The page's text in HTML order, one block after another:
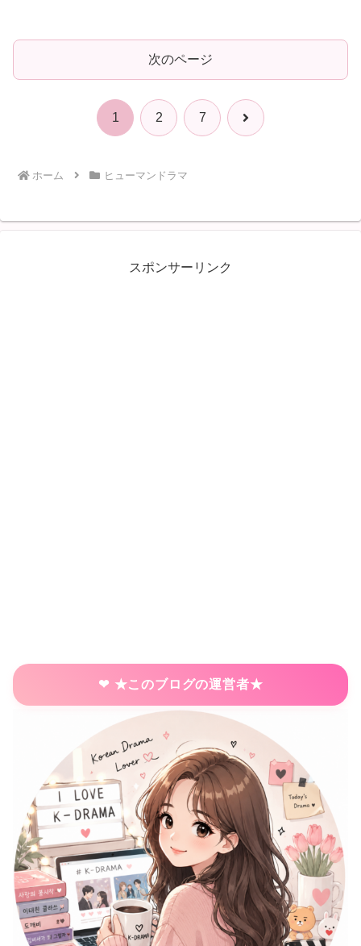
次のページ
1 2 7 次
ホーム ヒューマンドラマ
スポンサーリンク
★このブログの運営者★